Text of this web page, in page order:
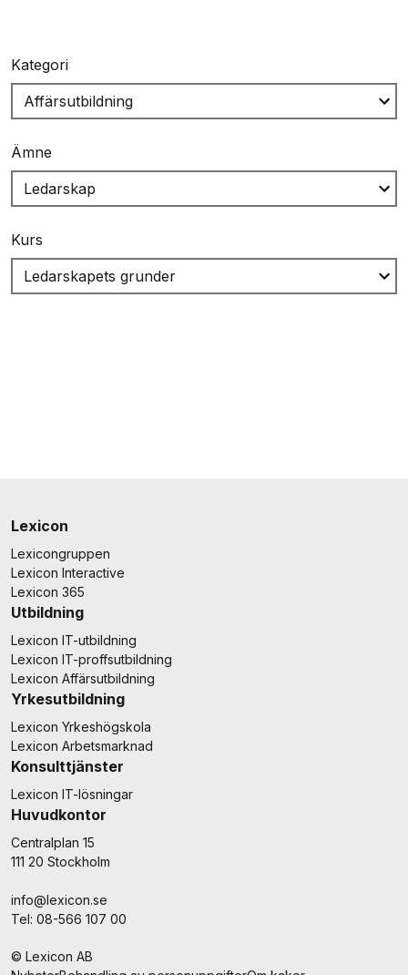
Kategori
Ämne
Kurs
Lexicon
Lexicongruppen
Lexicon Interactive
Lexicon 365
Utbildning
Lexicon IT-utbildning
Lexicon IT-proffsutbildning
Lexicon Affärsutbildning
Yrkesutbildning
Lexicon Yrkeshögskola
Lexicon Arbetsmarknad
Konsulttjänster
Lexicon IT-lösningar
Huvudkontor
Centralplan 15
111 20 Stockholm
info@lexicon.se
Tel: 08-566 107 00
© Lexicon AB